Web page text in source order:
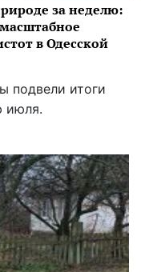
за неделю:
в Одесской
подвели итоги
июля.